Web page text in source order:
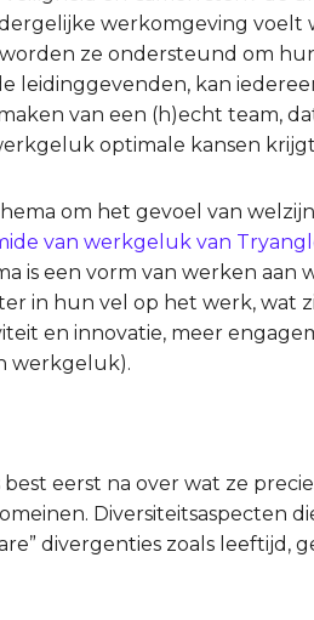
werkomgeving voelt
ze ondersteund om
leidinggevenden, kan
van een (h)echt team,
optimale kansen
om het gevoel van
van werkgeluk van
is een vorm van werken aan
in hun vel op het werk, wat
en innovatie, meer
werkgeluk).
eerst na over wat ze
Diversiteitsaspecten
divergenties zoals leeftijd,